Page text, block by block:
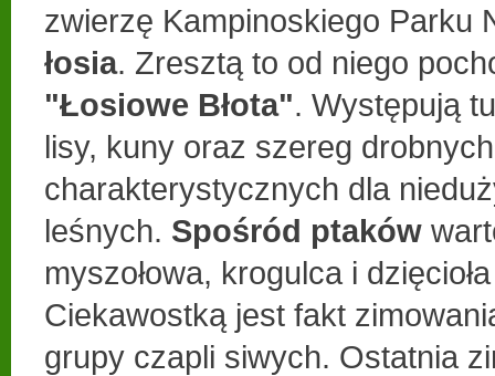
zwierzę Kampinoskiego Parku
łosia. Zresztą to od niego
"Łosiowe Błota". Występują
lisy, kuny oraz szereg
charakterystycznych dla
leśnych. Spośród ptaków
myszołowa, krogulca i
Ciekawostką jest fakt
grupy czapli siwych. Ostatnia